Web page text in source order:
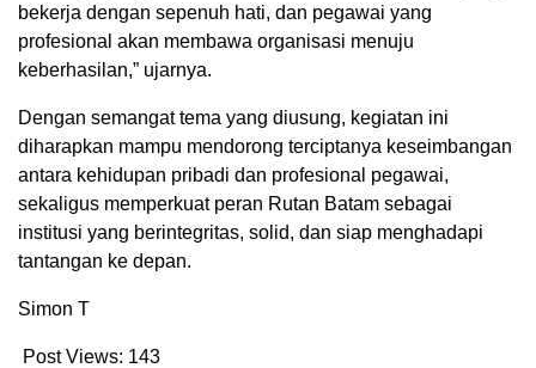
bekerja dengan sepenuh hati, dan pegawai yang
profesional akan membawa organisasi menuju
keberhasilan,” ujarnya.
Dengan semangat tema yang diusung, kegiatan ini
diharapkan mampu mendorong terciptanya keseimbangan
antara kehidupan pribadi dan profesional pegawai,
sekaligus memperkuat peran Rutan Batam sebagai
institusi yang berintegritas, solid, dan siap menghadapi
tantangan ke depan.
Simon T
Post Views: 143